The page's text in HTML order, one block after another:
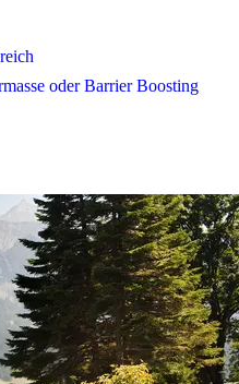
oder Barrier Boosting